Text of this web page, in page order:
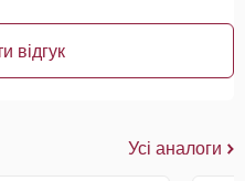
відгук
Усі аналоги